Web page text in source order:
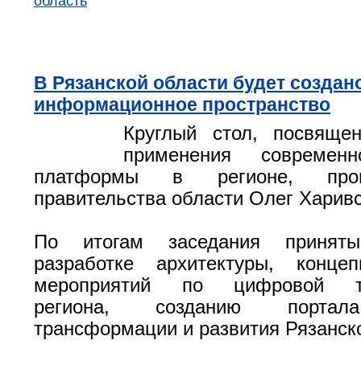
В Рязанской области будет
информационное пространство
Круглый стол,
применения
платформы в регионе,
правительства области Олег
По итогам заседания
разработке архитектуры,
мероприятий по цифровой
региона, созданию
трансформации и развития